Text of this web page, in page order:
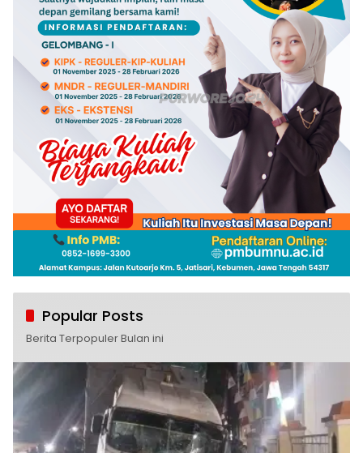
Popular Posts
Berita Terpopuler Bulan ini